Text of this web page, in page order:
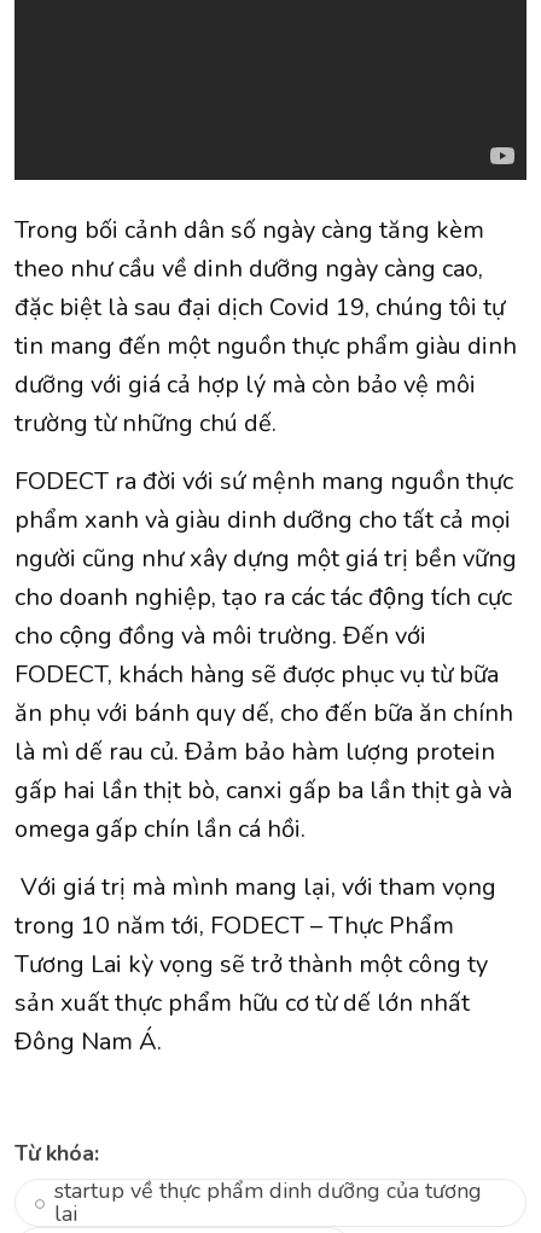
Trong bối cảnh dân số ngày càng tăng kèm
theo như cầu về dinh dưỡng ngày càng cao,
đặc biệt là sau đại dịch Covid 19, chúng tôi tự
tin mang đến một nguồn thực phẩm giàu dinh
dưỡng với giá cả hợp lý mà còn bảo vệ môi
trường từ những chú dế.
FODECT ra đời với sứ mệnh mang nguồn thực
phẩm xanh và giàu dinh dưỡng cho tất cả mọi
người cũng như xây dựng một giá trị bền vững
cho doanh nghiệp, tạo ra các tác động tích cực
cho cộng đồng và môi trường. Đến với
FODECT, khách hàng sẽ được phục vụ từ bữa
ăn phụ với bánh quy dế, cho đến bữa ăn chính
là mì dế rau củ. Đảm bảo hàm lượng protein
gấp hai lần thịt bò, canxi gấp ba lần thịt gà và
omega gấp chín lần cá hồi.
Với giá trị mà mình mang lại, với tham vọng
trong 10 năm tới, FODECT – Thực Phẩm
Tương Lai kỳ vọng sẽ trở thành một công ty
sản xuất thực phẩm hữu cơ từ dế lớn nhất
Đông Nam Á.
Từ khóa:
startup về thực phẩm dinh dưỡng của tương
lai